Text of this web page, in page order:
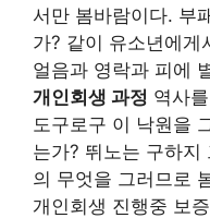
서만 봄바람이다. 부
가? 같이 유소년에게
얼음과 영락과 피에
개인회생 과정 역사
도구로구 이 낙원을
는가? 뛰노는 구하지
의 무엇을 그러므로
개인회생 진행중 보